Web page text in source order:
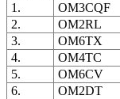
1.
OM3CQF
2.
OM2RL
3.
OM6TX
4.
OM4TC
5.
OM6CV
6.
OM2DT